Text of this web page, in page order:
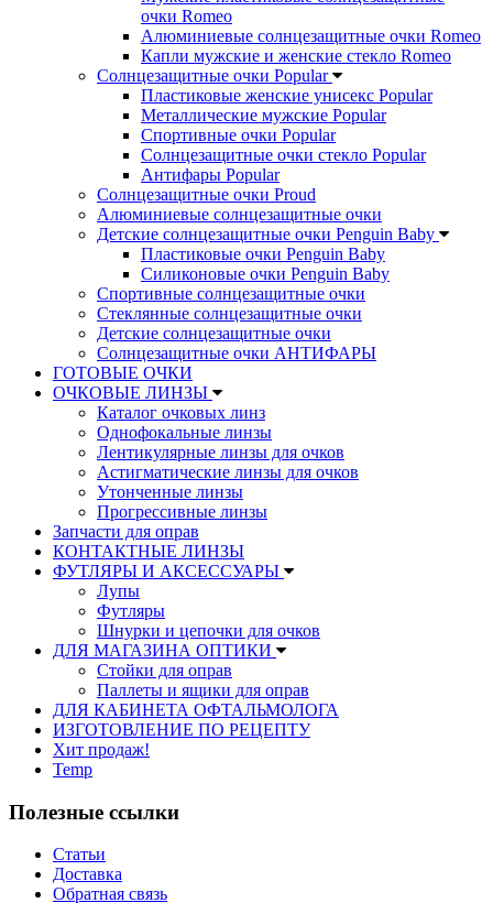
очки Romeo
Алюминиевые солнцезащитные очки Romeo
Капли мужские и женские стекло Romeo
Солнцезащитные очки Popular
Пластиковые женские унисекс Popular
Металлические мужские Popular
Спортивные очки Popular
Солнцезащитные очки стекло Popular
Aнтифары Popular
Солнцезащитные очки Proud
Алюминиевые солнцезащитные очки
Детские солнцезащитные очки Penguin Baby
Пластиковые очки Penguin Baby
Силиконовые очки Penguin Baby
Спортивные солнцезащитные очки
Стеклянные солнцезащитные очки
Детские солнцезащитные очки
Солнцезащитные очки АНТИФАРЫ
ГОТОВЫЕ ОЧКИ
ОЧКОВЫЕ ЛИНЗЫ
Каталог очковых линз
Однофокальные линзы
Лентикулярные линзы для очков
Астигматические линзы для очков
Утонченные линзы
Прогрессивные линзы
Запчасти для оправ
КОНТАКТНЫЕ ЛИНЗЫ
ФУТЛЯРЫ И АКСЕССУАРЫ
Лупы
Футляры
Шнурки и цепочки для очков
ДЛЯ МАГАЗИНА ОПТИКИ
Стойки для оправ
Паллеты и ящики для оправ
ДЛЯ КАБИНЕТА ОФТАЛЬМОЛОГА
ИЗГОТОВЛЕНИЕ ПО РЕЦЕПТУ
Хит продаж!
Temp
Полезные ссылки
Статьи
Доставка
Обратная связь